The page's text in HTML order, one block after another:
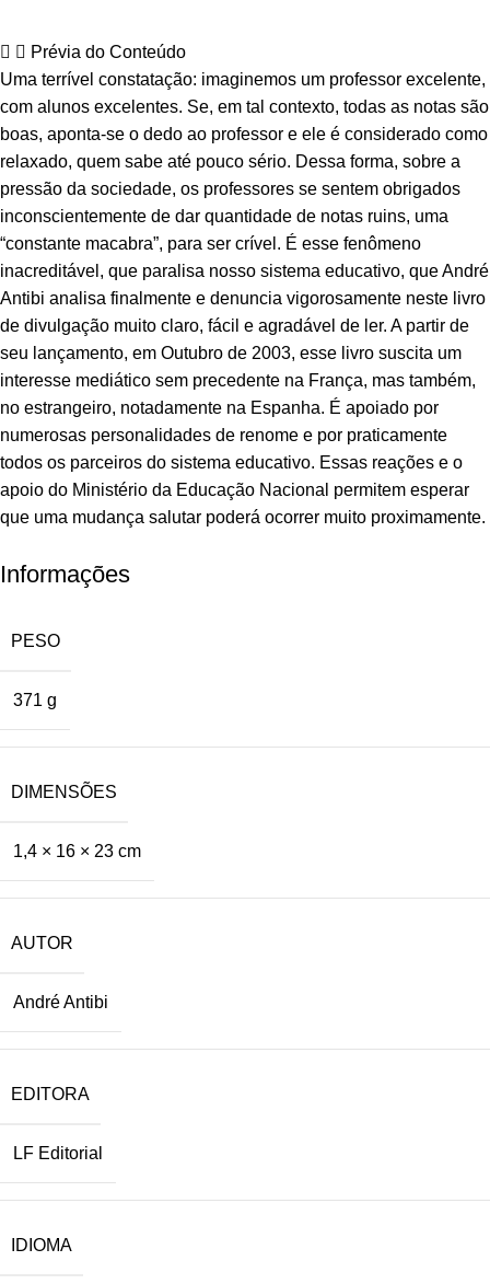
Prévia do Conteúdo
Uma terrível constatação: imaginemos um professor excelente,
com alunos excelentes. Se, em tal contexto, todas as notas são
boas, aponta-se o dedo ao professor e ele é considerado como
relaxado, quem sabe até pouco sério. Dessa forma, sobre a
pressão da sociedade, os professores se sentem obrigados
inconscientemente de dar quantidade de notas ruins, uma
“constante macabra”, para ser crível. É esse fenômeno
inacreditável, que paralisa nosso sistema educativo, que André
Antibi analisa finalmente e denuncia vigorosamente neste livro
de divulgação muito claro, fácil e agradável de ler. A partir de
seu lançamento, em Outubro de 2003, esse livro suscita um
interesse mediático sem precedente na França, mas também,
no estrangeiro, notadamente na Espanha. É apoiado por
numerosas personalidades de renome e por praticamente
todos os parceiros do sistema educativo. Essas reações e o
apoio do Ministério da Educação Nacional permitem esperar
que uma mudança salutar poderá ocorrer muito proximamente.
Informações
PESO
371 g
DIMENSÕES
1,4 × 16 × 23 cm
AUTOR
André Antibi
EDITORA
LF Editorial
IDIOMA